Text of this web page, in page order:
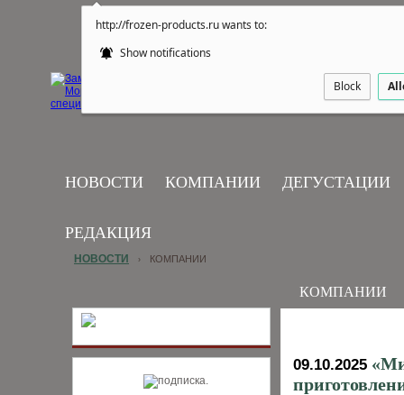
http://frozen-products.ru wants to:
Show notifications
Block
НОВОСТИ КОМПАНИИ ДЕГУСТАЦИИ
РЕДАКЦИЯ
НОВОСТИ › КОМПАНИИ
КОМПАНИИ
09.10.2025